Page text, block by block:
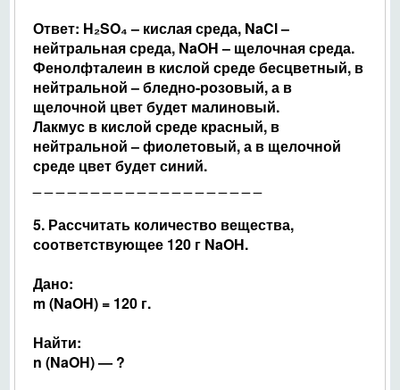
Ответ: H₂SO₄ – кислая среда, NaCl –
нейтральная среда, NaOH – щелочная среда.
Фенолфталеин в кислой среде бесцветный, в
нейтральной – бледно-розовый, а в
щелочной цвет будет малиновый.
Лакмус в кислой среде красный, в
нейтральной – фиолетовый, а в щелочной
среде цвет будет синий.
5. Рассчитать количество вещества,
соответствующее 120 г NaOH.
Дано:
m (NaOH) = 120 г.
Найти:
n (NaOH) — ?